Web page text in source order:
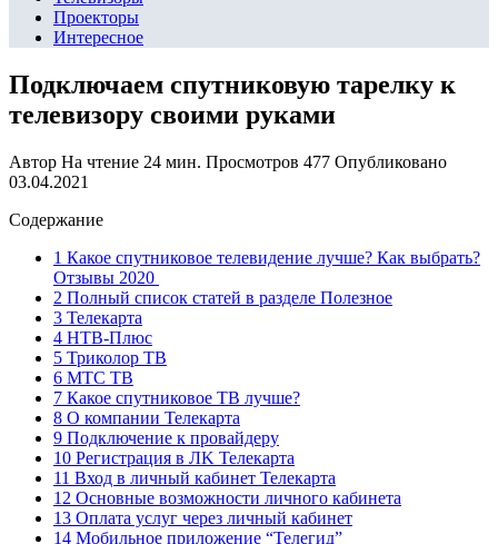
Проекторы
Интересное
Подключаем спутниковую тарелку к
телевизору своими руками
Автор На чтение 24 мин. Просмотров 477 Опубликовано
03.04.2021
Содержание
1 Какое спутниковое телевидение лучше? Как выбрать?
Отзывы 2020
2 Полный список статей в разделе Полезное
3 Телекарта
4 НТВ-Плюс
5 Триколор ТВ
6 МТС ТВ
7 Какое спутниковое ТВ лучше?
8 О компании Телекарта
9 Подключение к провайдеру
10 Регистрация в ЛK Teлeкapтa
11 Вход в личный кабинет Телекарта
12 Основные возможности личного кабинета
13 Оплата услуг через личный кабинет
14 Мобильное приложение “Телегид”